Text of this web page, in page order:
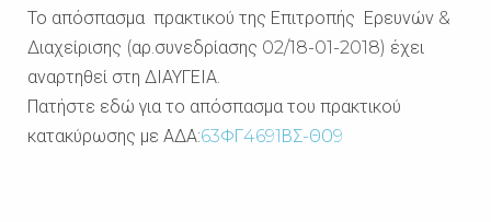
Το απόσπασμα πρακτικού της Επιτροπής Ερευνών &
Διαχείρισης (αρ.συνεδρίασης 02/18-01-2018) έχει
αναρτηθεί στη ΔΙΑΥΓΕΙΑ.
Πατήστε εδώ για το απόσπασμα του πρακτικού
κατακύρωσης με ΑΔΑ:63ΦΓ4691ΒΣ-ΘΟ9